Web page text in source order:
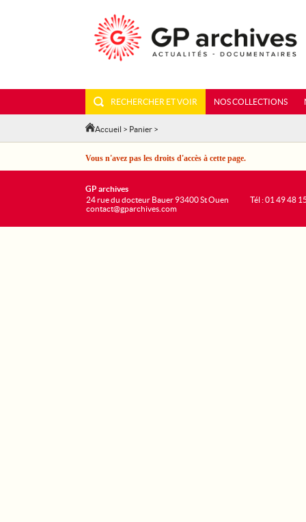
RECHERCHER ET VOIR NOS COLLECTIONS
Accueil > Panier >
Vous n'avez pas les droits d'accès à cette page.
GP archives
24 rue du docteur Bauer 93400 St Ouen
contact@gparchives.com
Tél : 01 49 48